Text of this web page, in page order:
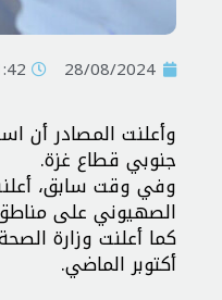
28/08/2024
جنوبي قطاع غزة.
الصهيوني على
أكتوبر الماضي.